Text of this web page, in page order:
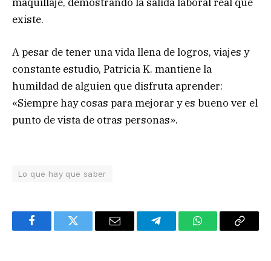
existe.
A pesar de tener una vida llena de logros, viajes y
constante estudio, Patricia K. mantiene la
humildad de alguien que disfruta aprender:
«Siempre hay cosas para mejorar y es bueno ver el
punto de vista de otras personas».
Lo que hay que saber
FacebookTwitter Email TelegramWhatsAppCopy